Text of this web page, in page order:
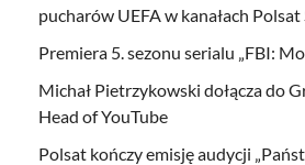
pucharów UEFA w kanałach
Premiera 5. sezonu serialu „FBI:
Michał Pietrzykowski dołącza do
Head of YouTube
Polsat kończy emisję audycji